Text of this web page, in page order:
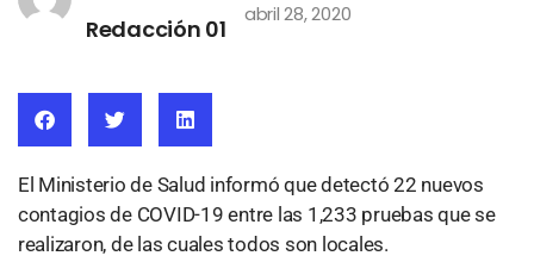
Redacción 01
abril 28, 2020
El Ministerio de Salud informó que detectó 22 nuevos
contagios de COVID-19 entre las 1,233 pruebas que se
realizaron, de las cuales todos son locales.